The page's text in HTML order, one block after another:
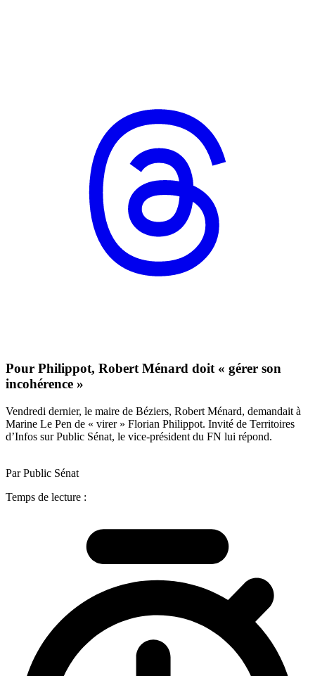
Pour Philippot, Robert Ménard doit « gérer son
incohérence »
Vendredi dernier, le maire de Béziers, Robert Ménard, demandait à
Marine Le Pen de « virer » Florian Philippot. Invité de Territoires
d’Infos sur Public Sénat, le vice-président du FN lui répond.
Par Public Sénat
Temps de lecture :